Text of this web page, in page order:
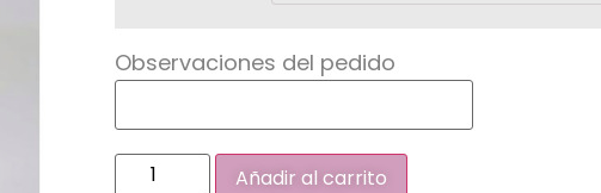
Observaciones del pedido
Añadir al carrito